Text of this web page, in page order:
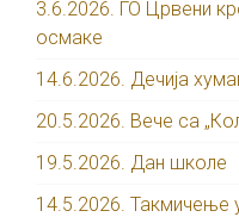
3.6.2026. ГО Црвени
осмаке
14.6.2026. Дечија
20.5.2026. Вече са
19.5.2026. Дан школе
14.5.2026. Такмичење